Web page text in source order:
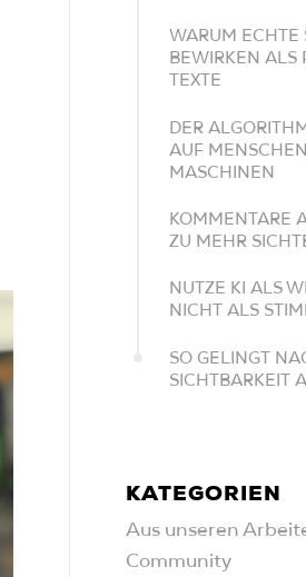
WARUM
BEWIRKEN ALS
TEXTE
DER
AUF
MASCHINEN
KOMMENTARE
ZU MEHR
NUTZE KI ALS
NICHT ALS
SO GELINGT
SICHTBARKEIT
KATEGORIEN
Aus unseren
Community